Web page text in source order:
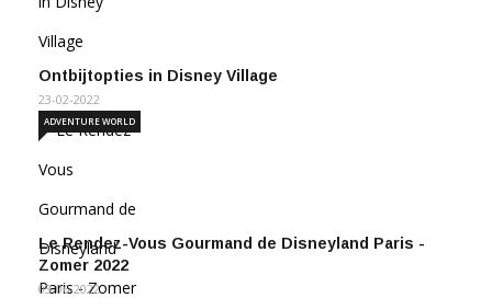
Ontbijtopties in Disney Village
23-02-2022
Le Rendez-Vous Gourmand de Disneyland Paris -
Zomer 2022
ADVENTURE WORLD
03-06-2022